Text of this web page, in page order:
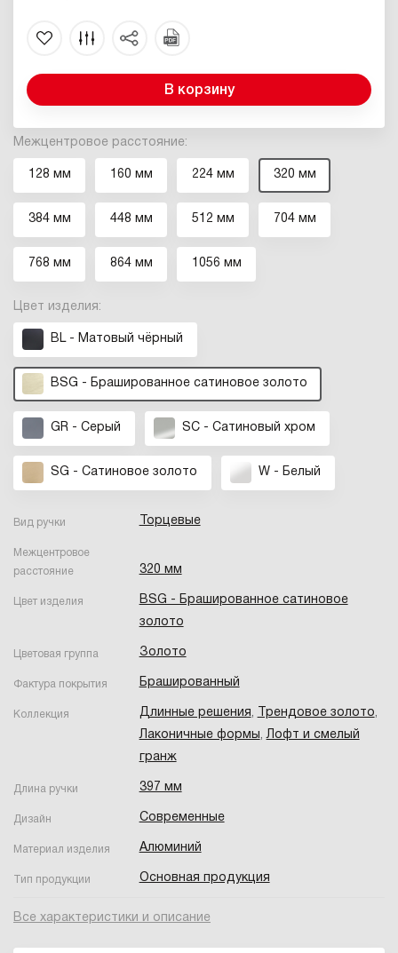
Межцентровое расстояние:
128 мм 160 мм 224 мм 320 мм
384 мм 448 мм 512 мм 704 мм
768 мм 864 мм 1056 мм
Цвет изделия:
BL - Матовый чёрный
BSG - Брашированное cатиновое золото
GR - Серый SC - Сатиновый хром
SG - Сатиновое золото W - Белый
Вид ручки Торцевые
Межцентровое
расстояние
320 мм
Цвет изделия
BSG - Брашированное cатиновое
золото
Цветовая группа Золото
Фактура покрытия Брашированный
Коллекция Длинные решения, Трендовое золото,
Лаконичные формы,Лофт и смелый
гранж
Длина ручки 397 мм
Дизайн Современные
Материал изделия Алюминий
Тип продукции Основная продукция
Все характеристики и описание
В корзину